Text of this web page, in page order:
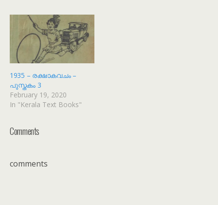
1935 – രക്ഷാകവചം –
പുസ്തകം 3
February 19, 2020
In "Kerala Text Books"
Comments
comments